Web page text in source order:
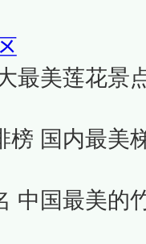
最美莲花景
榜 国内最美
中国最美的